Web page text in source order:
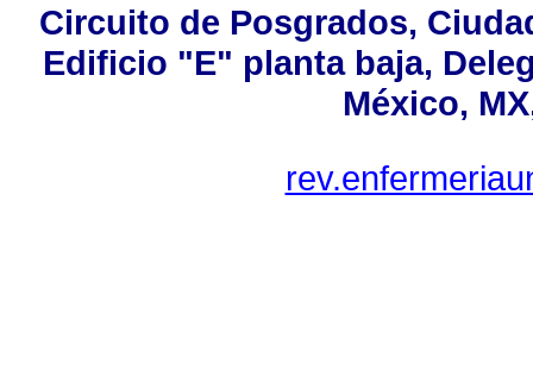
Circuito de Posgrados,
Edificio "E" planta baja,
México,